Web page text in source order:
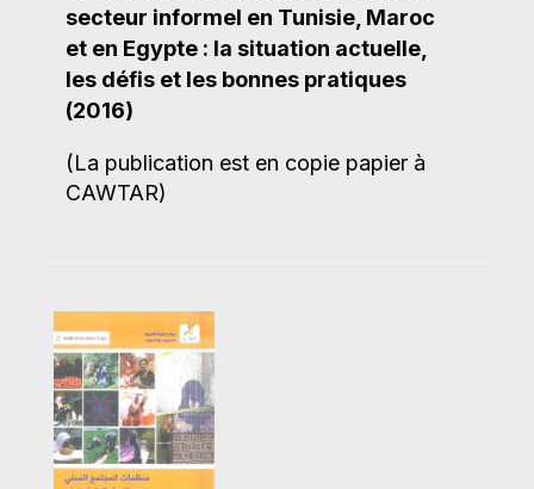
secteur informel en Tunisie, Maroc
et en Egypte : la situation actuelle,
les défis et les bonnes pratiques
(2016)
(La publication est en copie papier à
CAWTAR)